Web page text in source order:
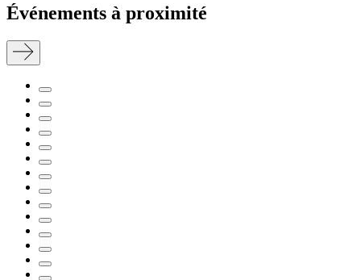
Événements à proximité